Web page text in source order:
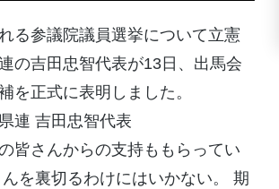
る参議院議員選挙について立憲
の吉田忠智代表が13日、出馬会
を正式に表明しました。
連 吉田忠智代表
皆さんからの支持ももらってい
を裏切るわけにはいかない。 期